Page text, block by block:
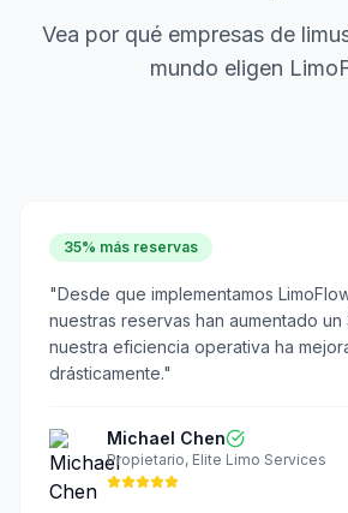
Vea por qué empresas de
mundo eligen
35% más reservas
"Desde que implementamos
nuestras reservas han aumentado un
nuestra eficiencia operativa ha
drásticamente."
Michael Chen
Propietario, Elite Limo Services